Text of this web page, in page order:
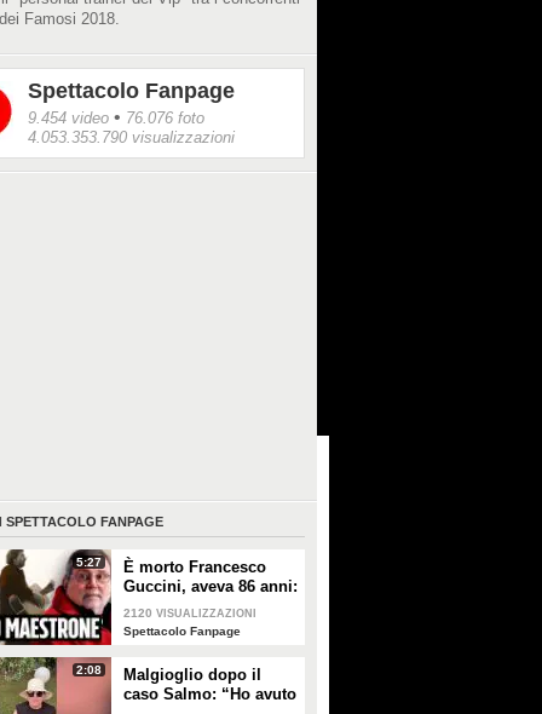
Famosi 2018.
Spettacolo Fanpage
9.454 video • 76.076 foto
4.053.353.790 visualizzazioni
SPETTACOLO FANPAGE
5:27
È morto Francesco
Guccini, aveva 86 anni:
è stato uno dei
cantautori più
2120 VISUALIZZAZIONI
Spettacolo Fanpage
2:08
Malgioglio dopo il
caso Salmo: “Ho avuto